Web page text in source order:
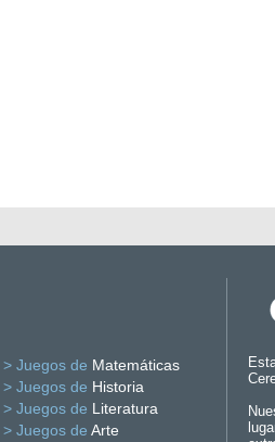
> Juegos de Matemáticas
> Juegos de Historia
> Juegos de Literatura
> Juegos de Arte